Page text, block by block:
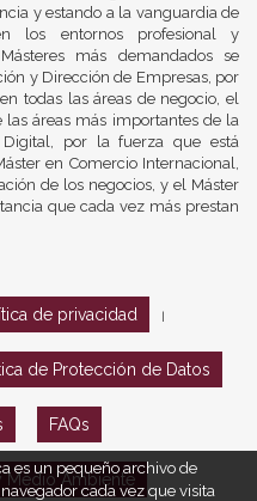
y estando a la vanguardia de
los entornos profesional y
más demandados se
y Dirección de Empresas, por
todas las áreas de negocio, el
áreas más importantes de la
por la fuerza que está
en Comercio Internacional,
de los negocios, y el Máster
que cada vez más prestan
de privacidad
de Protección de Datos
FAQs
Medio Ambiente
es un pequeño archivo de
cada vez que visita